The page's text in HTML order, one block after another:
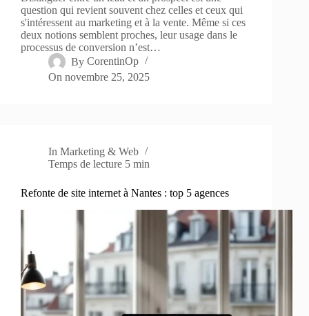
question qui revient souvent chez celles et ceux qui
s'intéressent au marketing et à la vente. Même si ces
deux notions semblent proches, leur usage dans le
processus de conversion n’est…
By CorentinOp
On novembre 25, 2025
In Marketing & Web
Temps de lecture 5 min
Refonte de site internet à Nantes : top 5 agences